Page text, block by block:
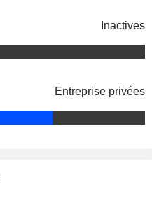
Xiao Wen Shi
Inactives
Entreprise privées